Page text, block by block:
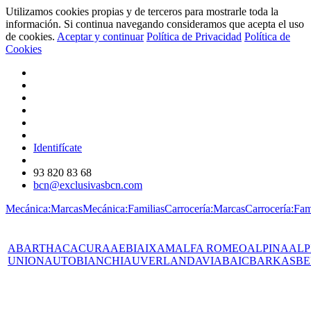
Utilizamos cookies propias y de terceros para mostrarle toda la
información. Si continua navegando consideramos que acepta el uso
de cookies. Aceptar y continuar Política de Privacidad Política de
Cookies
Identifícate
93 820 83 68
bcn@exclusivasbcn.com
Mecánica:MarcasMecánica:FamiliasCarrocería:Marcas
ABARTHACACURAAEBIAIXAMALFA ROMEOALPINA
UNIONAUTOBIANCHIAUVERLANDAVIABAICBARKAS